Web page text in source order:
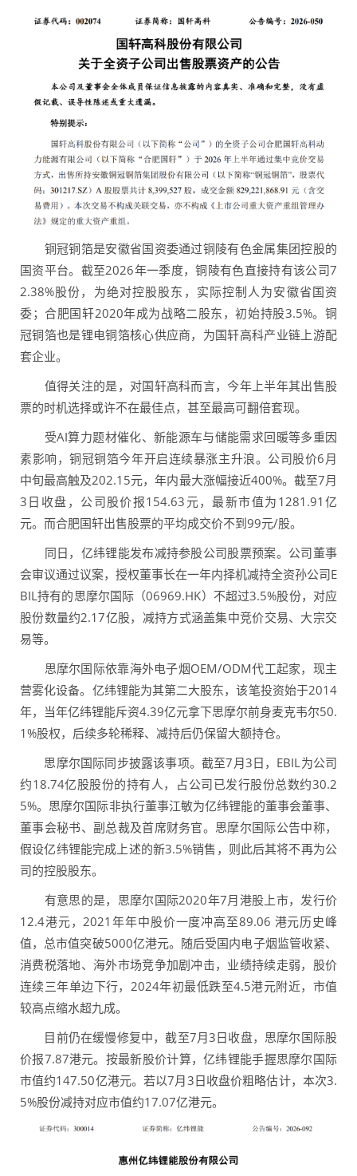
铜冠铜箔是安徽省国资委通过铜陵有色金属集团控股的
国资平台。截至2026年一季度，铜陵有色直接持有该公司7
2.38%股份，为绝对控股股东，实际控制人为安徽省国资
委；合肥国轩2020年成为战略二股东，初始持股3.5%。铜
冠铜箔也是锂电铜箔核心供应商，为国轩高科产业链上游配
套企业。
值得关注的是，对国轩高科而言，今年上半年其出售股
票的时机选择或许不在最佳点，甚至最高可翻倍套现。
受AI算力题材催化、新能源车与储能需求回暖等多重因
素影响，铜冠铜箔今年开启连续暴涨主升浪。公司股价6月
中旬最高触及202.15元，年内最大涨幅接近400%。截至7月
3日收盘，公司股价报154.63元，最新市值为1281.91亿
元。而合肥国轩出售股票的平均成交价不到99元/股。
同日，亿纬锂能发布减持参股公司股票预案。公司董事
会审议通过议案，授权董事长在一年内择机减持全资孙公司E
BIL持有的思摩尔国际（06969.HK）不超过3.5%股份，对应
股份数量约2.17亿股，减持方式涵盖集中竞价交易、大宗交
易等。
思摩尔国际依靠海外电子烟OEM/ODM代工起家，现主
营雾化设备。亿纬锂能为其第二大股东，该笔投资始于2014
年，当年亿纬锂能斥资4.39亿元拿下思摩尔前身麦克韦尔50.
1%股权，后续多轮稀释、减持后仍保留大额持仓。
思摩尔国际同步披露该事项。截至7月3日，EBIL为公司
约18.74亿股股份的持有人，占公司已发行股份总数约30.2
5%。思摩尔国际非执行董事江敏为亿纬锂能的董事会董事、
董事会秘书、副总裁及首席财务官。思摩尔国际公告中称，
假设亿纬锂能完成上述的新3.5%销售，则此后其将不再为公
司的控股股东。
有意思的是，思摩尔国际2020年7月港股上市，发行价
12.4港元，2021年年中股价一度冲高至89.06 港元历史峰
值，总市值突破5000亿港元。随后受国内电子烟监管收紧、
消费税落地、海外市场竞争加剧冲击，业绩持续走弱，股价
连续三年单边下行，2024年初最低跌至4.5港元附近，市值
较高点缩水超九成。
目前仍在缓慢修复中，截至7月3日收盘，思摩尔国际股
价报7.87港元。按最新股价计算，亿纬锂能手握思摩尔国际
市值约147.50亿港元。若以7月3日收盘价粗略估计，本次3.
5%股份减持对应市值约17.07亿港元。